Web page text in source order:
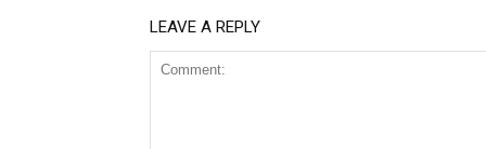
LEAVE A REPLY